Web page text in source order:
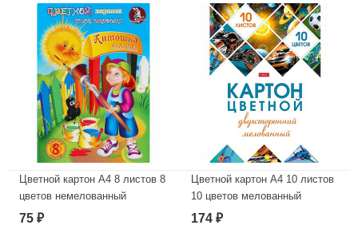
Цветной картон А4 8 листов 8
цветов немелованный
односторонний Лилия
75 ₽
Цветной картон А4 10 листов
10 цветов мелованный
двухсторонний Hatber
174 ₽